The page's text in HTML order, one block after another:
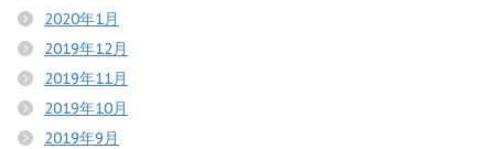
2020年1月
2019年12月
2019年11月
2019年10月
2019年9月